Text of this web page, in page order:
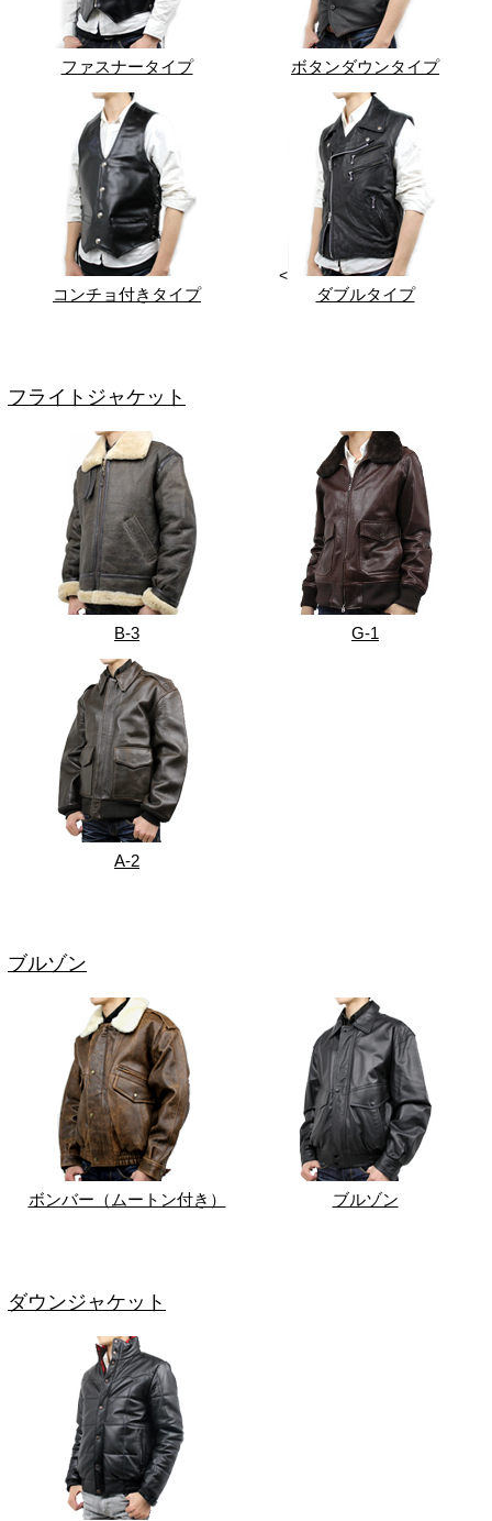
ファスナータイプ ボタンダウンタイプ
コンチョ付きタイプ
<
ダブルタイプ
フライトジャケット
B-3 G-1
A-2
ブルゾン
ボンバー（ムートン付き） ブルゾン
ダウンジャケット